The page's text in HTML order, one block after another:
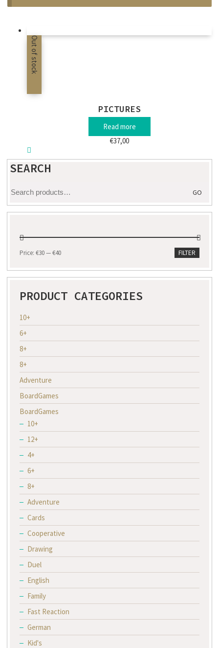
Out of stock
PICTURES
Read more
€37,00
SEARCH
for:
GO
Min
Max
FILTER
Price: €30—€40
PRODUCT CATEGORIES
10+
6+
8+
8+
Adventure
BoardGames
BoardGames
10+
12+
4+
6+
8+
Adventure
Cards
Cooperative
Drawing
Duel
English
Family
Fast Reaction
German
Kid's